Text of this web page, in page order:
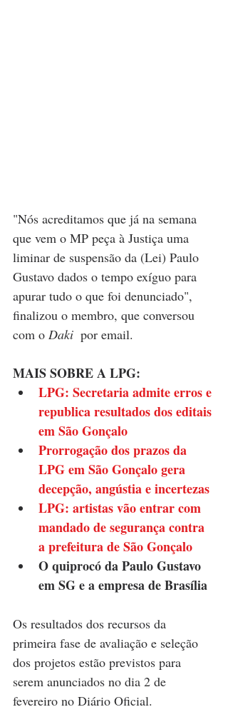
"Nós acreditamos que já na semana
que vem o MP peça à Justiça uma
liminar de suspensão da (Lei) Paulo
Gustavo dados o tempo exíguo para
apurar tudo o que foi denunciado",
finalizou o membro, que conversou
com o Daki
  por email.
MAIS SOBRE A LPG:
LPG: Secretaria admite erros e
republica resultados dos editais
em São Gonçalo
Prorrogação dos prazos da
LPG em São Gonçalo gera
decepção, angústia e incertezas
LPG: artistas vão entrar com
mandado de segurança contra
a prefeitura de São Gonçalo
O quiprocó da Paulo Gustavo
em SG e a empresa de Brasília
Os resultados dos recursos da
primeira fase de avaliação e seleção
dos projetos estão previstos para
serem anunciados no dia 2 de
fevereiro no Diário Oficial.